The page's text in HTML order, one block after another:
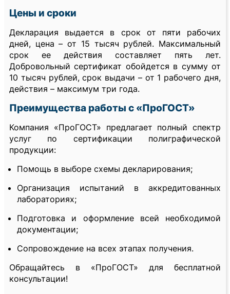
Цены и сроки
Декларация выдается в срок от пяти рабочих
дней, цена – от 15 тысяч рублей. Максимальный
срок ее действия составляет пять лет.
Добровольный сертификат обойдется в сумму от
10 тысяч рублей, срок выдачи – от 1 рабочего дня,
действия – максимум три года.
Преимущества работы с «ПроГОСТ»
Компания «ПроГОСТ» предлагает полный спектр
услуг по сертификации полиграфической
продукции:
Помощь в выборе схемы декларирования;
Организация испытаний в аккредитованных
лабораториях;
Подготовка и оформление всей необходимой
документации;
Сопровождение на всех этапах получения.
Обращайтесь в «ПроГОСТ» для бесплатной
консультации!